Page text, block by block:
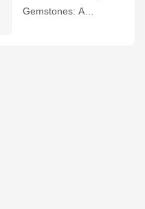
Gemstones: A